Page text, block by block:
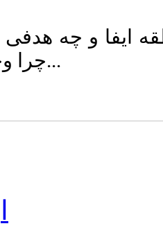
و چه‌ هدفی‌
چرا وجود او ترس‌ و دل...